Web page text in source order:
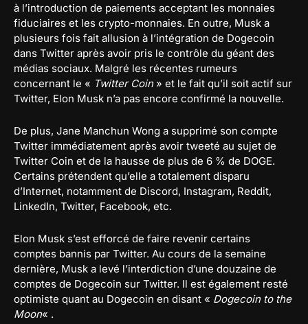
à l’introduction de paiements acceptant les monnaies
fiduciaires et les crypto-monnaies. En outre, Musk a
plusieurs fois fait allusion à l’intégration de Dogecoin
dans Twitter après avoir pris le contrôle du géant des
médias sociaux. Malgré les récentes rumeurs
concernant le « Twitter Coin» et le fait qu’il soit actif sur
Twitter, Elon Musk n’a pas encore confirmé la nouvelle.
De plus, Jane Manchun Wong a supprimé son compte
Twitter immédiatement après avoir tweeté au sujet de
Twitter Coin et de la hausse de plus de 6 % de DOGE.
Certains prétendent qu’elle a totalement disparu
d’Internet, notamment de Discord, Instagram, Reddit,
LinkedIn, Twitter, Facebook, etc.
Elon Musk s’est efforcé de faire revenir certains
comptes bannis par Twitter. Au cours de la semaine
dernière, Musk a levé l’interdiction d’une douzaine de
comptes de Dogecoin sur Twitter. Il est également resté
optimiste quant au Dogecoin en disant « Dogecoin to the
Moon« .